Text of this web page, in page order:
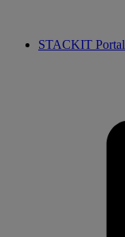
STACKIT Portal